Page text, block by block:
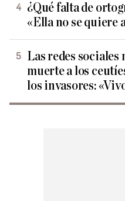
¿Qué falta de
«Ella no se quiere
Las redes sociales
muerte a los
los invasores: